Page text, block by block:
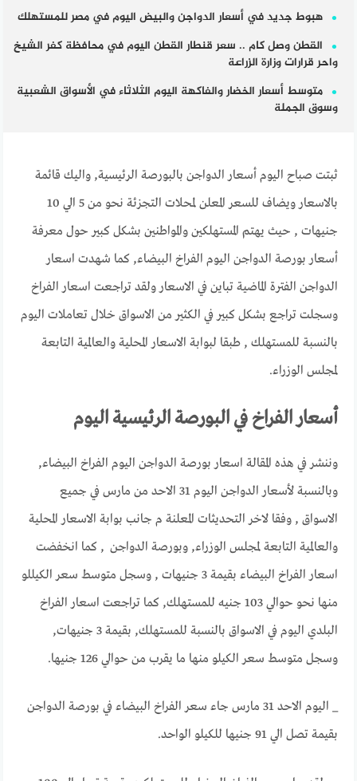
هبوط جديد في أسعار الدواجن والبيض اليوم في مصر للمستهلك
القطن وصل كام .. سعر قنطار القطن اليوم في محافظة كفر الشيخ
واحر قرارات وزارة الزراعة
متوسط أسعار الخضار والفاكهة اليوم الثلاثاء في الأسواق الشعبية
وسوق الجملة
ثبتت صباح اليوم أسعار الدواجن بالبورصة الرئيسية, واليك قائمة
بالاسعار ويضاف للسعر المعلن لمحلات التجزئة نحو من 5 الي 10
جنيهات , حيث يهتم المستهلكين والمواطنين بشكل كبير حول معرفة
أسعار بورصة الدواجن اليوم الفراخ البيضاء, كما شهدت اسعار
الدواجن الفترة الماضية تباين في الاسعار ولقد تراجعت اسعار الفراخ
وسجلت تراجع بشكل كبير في الكثير من الاسواق خلال تعاملات اليوم
بالنسبة للمستهلك , طبقا لبوابة الاسعار المحلية والعالمية التابعة
لمجلس الوزراء.
أسعار الفراخ في البورصة الرئيسية اليوم
وننشر في هذه المقالة اسعار بورصة الدواجن اليوم الفراخ البيضاء,
وبالنسبة لأسعار الدواجن اليوم 31 الاحد من مارس في جميع
الاسواق , وفقا لاخر التحديثات المعلنة م جانب بوابة الاسعار المحلية
والعالمية التابعة لمجلس الوزراء, وبورصة الدواجن , كما انخفضت
اسعار الفراخ البيضاء بقيمة 3 جنيهات , وسجل متوسط سعر الكيللو
منها نحو حوالي 103 جنيه للمستهلك, كما تراجعت اسعار الفراخ
البلدي اليوم في الاسواق بالنسبة للمستهلك, بقيمة 3 جنيهات,
وسجل متوسط سعر الكيلو منها ما يقرب من حوالي 126 جنيها.
_ اليوم الاحد 31 مارس جاء سعر الفراخ البيضاء في بورصة الدواجن
بقيمة تصل الي 91 جنيها للكيلو الواحد.